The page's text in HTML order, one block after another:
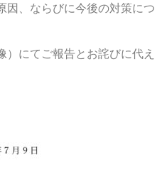
因、ならびに今後の対策につ
にてご報告とお詫びに代え